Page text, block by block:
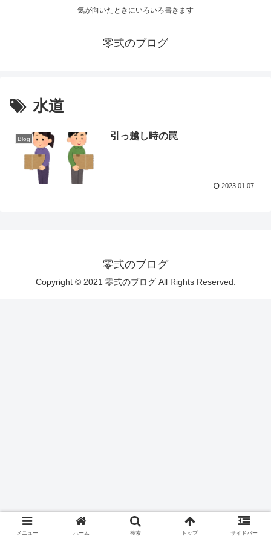
気が向いたときにいろいろ書きます
零弍のブログ
水道
Blog 引っ越し時の罠
2023.01.07
零弍のブログ
Copyright © 2021 零弍のブログ All Rights Reserved.
メニュー ホーム 検索 トップ サイドバー